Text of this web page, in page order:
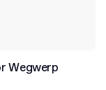
Wegwerp